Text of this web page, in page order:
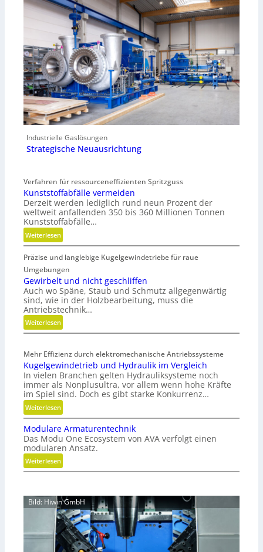
Industrielle Gaslösungen
Strategische Neuausrichtung
Verfahren für ressourceneffizienten Spritzguss
Kunststoffabfälle vermeiden
Derzeit werden lediglich rund neun Prozent der
weltweit anfallenden 350 bis 360 Millionen Tonnen
Kunststoffabfälle…
Weiterlesen:
K
u
n
s
t
s
t
o
f
a
b
f
ä
l
l
v
e
r
m
d
e
n
Präzise und langlebige Kugelgewindetriebe für raue
Umgebungen
Gewirbelt und nicht geschliffen
Auch wo Späne, Staub und Schmutz allgegenwärtig
sind, wie in der Holzbearbeitung, muss die
Antriebstechnik…
Weiterlesen:
G
w
i
r
b
e
l
u
n
d
n
h
t
g
e
s
Mehr Effizienz durch elektromechanische Antriebssysteme
Kugelgewindetrieb und Hydraulik im Vergleich
In vielen Branchen gelten Hydrauliksysteme noch
immer als Nonplusultra, vor allem wenn hohe Kräfte
im Spiel sind. Doch es gibt starke Konkurrenz…
Weiterlesen:
K
u
g
e
l
g
w
i
n
d
Modulare Armaturentechnik
Das Modu One Ecosystem von AVA verfolgt einen
modularen Ansatz.
Weiterlesen:
M
d
u
l
a
r
e
Bild: Hiwin GmbH